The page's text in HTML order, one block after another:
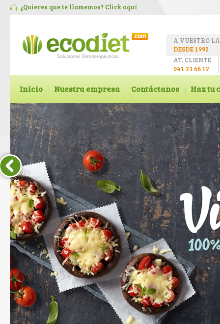
¿Quieres que te llamemos? Click aquí
A VUESTRO
DESDE 1992
AT. CLIENTE
941 23 66 12
Inicio Nuestra empresa Contáctanos Haz tu